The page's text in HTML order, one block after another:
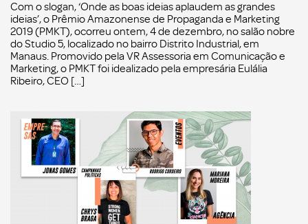
Com o slogan, ‘Onde as boas ideias aplaudem as grandes
ideias’, o Prêmio Amazonense de Propaganda e Marketing
2019 (PMKT), ocorreu ontem, 4 de dezembro, no salão nobre
do Studio 5, localizado no bairro Distrito Industrial, em
Manaus. Promovido pela VR Assessoria em Comunicação e
Marketing, o PMKT foi idealizado pela empresária Eulália
Ribeiro, CEO […]